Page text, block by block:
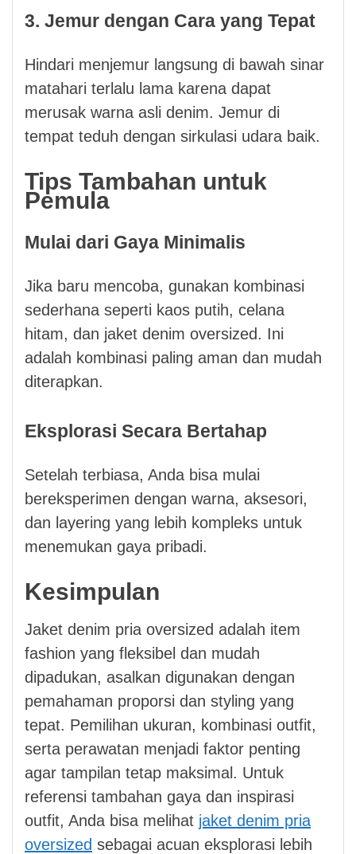
3. Jemur dengan Cara yang Tepat
Hindari menjemur langsung di bawah sinar
matahari terlalu lama karena dapat
merusak warna asli denim. Jemur di
tempat teduh dengan sirkulasi udara baik.
Tips Tambahan untuk
Pemula
Mulai dari Gaya Minimalis
Jika baru mencoba, gunakan kombinasi
sederhana seperti kaos putih, celana
hitam, dan jaket denim oversized. Ini
adalah kombinasi paling aman dan mudah
diterapkan.
Eksplorasi Secara Bertahap
Setelah terbiasa, Anda bisa mulai
bereksperimen dengan warna, aksesori,
dan layering yang lebih kompleks untuk
menemukan gaya pribadi.
Kesimpulan
Jaket denim pria oversized adalah item
fashion yang fleksibel dan mudah
dipadukan, asalkan digunakan dengan
pemahaman proporsi dan styling yang
tepat. Pemilihan ukuran, kombinasi outfit,
serta perawatan menjadi faktor penting
agar tampilan tetap maksimal. Untuk
referensi tambahan gaya dan inspirasi
outfit, Anda bisa melihat jaket denim pria
oversized sebagai acuan eksplorasi lebih